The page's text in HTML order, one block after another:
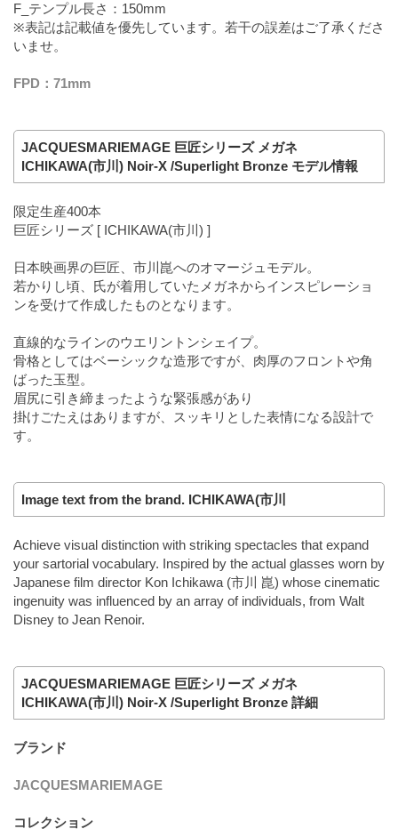
F_テンプル長さ：150mm
※表記は記載値を優先しています。若干の誤差はご了承くださ
いませ。
FPD：71mm
JACQUESMARIEMAGE 巨匠シリーズ メガネ
ICHIKAWA(市川) Noir-X /Superlight Bronze モデル情報
限定生産400本
巨匠シリーズ [ ICHIKAWA(市川) ]
日本映画界の巨匠、市川崑へのオマージュモデル。
若かりし頃、氏が着用していたメガネからインスピレーショ
ンを受けて作成したものとなります。
直線的なラインのウエリントンシェイプ。
骨格としてはベーシックな造形ですが、肉厚のフロントや角
ばった玉型。
眉尻に引き締まったような緊張感があり
掛けごたえはありますが、スッキリとした表情になる設計で
す。
Image text from the brand. ICHIKAWA(市川
Achieve visual distinction with striking spectacles that expand
your sartorial vocabulary. Inspired by the actual glasses worn by
Japanese film director Kon Ichikawa (市川 崑) whose cinematic
ingenuity was influenced by an array of individuals, from Walt
Disney to Jean Renoir.
JACQUESMARIEMAGE 巨匠シリーズ メガネ
ICHIKAWA(市川) Noir-X /Superlight Bronze 詳細
ブランド
JACQUESMARIEMAGE
コレクション